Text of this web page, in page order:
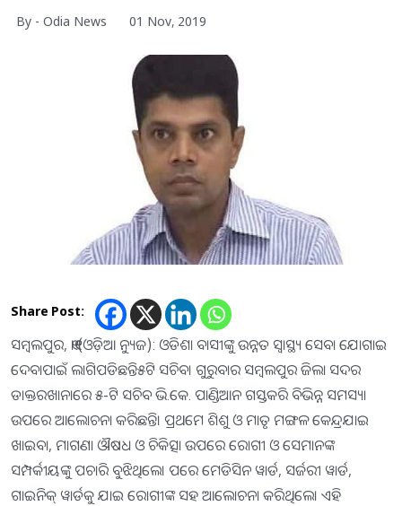
By - Odia News 01 Nov, 2019
Share Post:
ସମ୍ବଲପୁର, ୧।୧୧ (ଓଡ଼ିଆ ନ୍ୟୁଜ): ଓଡିଶା ବାସୀଙ୍କୁ ଉନ୍ନତ ସ୍ବାସ୍ଥ୍ୟ ସେବା ଯୋଗାଇ
ଦେବାପାଇଁ ଲାଗିପଡିଛନ୍ତି୫ଟି ସଚିବ। ଗୁରୁବାର ସମ୍ବଲପୁର ଜିଲା ସଦର
ଡାକ୍ତରଖାନାରେ ୫-ଟି ସଚିବ ଭି.କେ. ପାଣ୍ଡିଆନ ଗସ୍ତକରି ବିଭିନ୍ନ ସମସ୍ୟା
ଉପରେ ଆଲୋଚନା କରିଛନ୍ତି। ପ୍ରଥମେ ଶିଶୁ ଓ ମାତୃ ମଙ୍ଗଳ କେନ୍ଦ୍ରଯାଇ
ଖାଇବା, ମାଗଣା ଔଷଧ ଓ ଚିକିତ୍ସା ଉପରେ ରୋଗୀ ଓ ସେମାନଙ୍କ
ସମ୍ପର୍କୀୟଙ୍କୁ ପଚାରି ବୁଝିଥିଲେ। ପରେ ମେଡିସିନ ୱାର୍ଡ, ସର୍ଜରୀ ୱାର୍ଡ,
ଗାଇନିକ୍‌ ୱାର୍ଡକୁ ଯାଇ ରୋଗୀଙ୍କ ସହ ଆଲୋଚନା କରିଥିଲେ। ଏହି